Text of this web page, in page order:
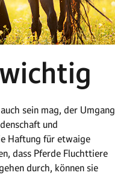
sein mag, der Umgang
und
Haftung für etwaige
dass Pferde Fluchttiere
durch, können sie